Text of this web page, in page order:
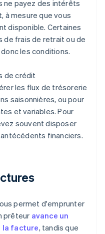
ne payez des intérêts
à mesure que vous
disponible. Certaines
de frais de retrait ou de
les conditions.
de crédit
les flux de trésorerie
saisonnières, ou pour
et variables. Pour
souvent disposer
financiers.
permet d'emprunter
prêteur avance un
la facture, tandis que